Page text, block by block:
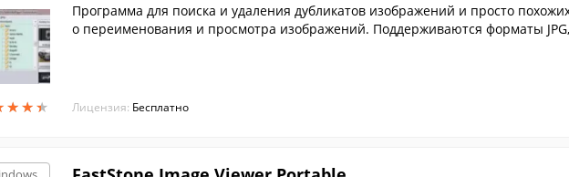
★★★
★★★
Программа для поиска и удаления дубликатов изображений и просто
о переименования и просмотра изображений. Поддерживаются форматы JPG,
Лицензия: Бесплатно